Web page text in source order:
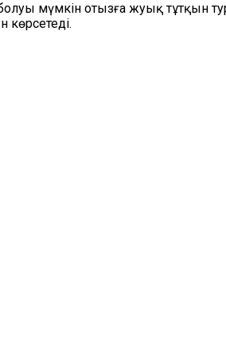
мүмкін отызға жуық тұтқын